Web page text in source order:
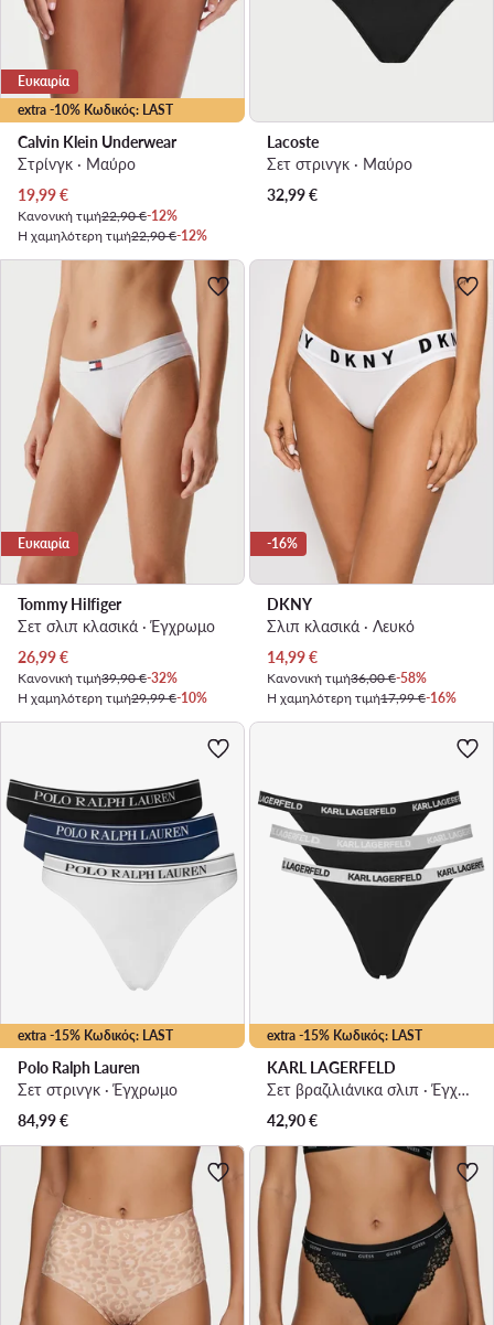
extra -10% Κωδικός: LAST
Ευκαιρία
Calvin Klein Underwear
Στρίνγκ · Μαύρο
Τρέχουσα τιμή
19,99€
Κανονική τιμή22,90 €-12%
Η χαμηλότερη τιμή22,90 €-12%
Lacoste
Σετ στρινγκ · Μαύρο
32,99€
Ευκαιρία
Tommy Hilfiger
Σετ σλιπ κλασικά · Έγχρωμο
Τρέχουσα τιμή
26,99€
Κανονική τιμή39,90 €-32%
Η χαμηλότερη τιμή29,99 €-10%
-16%
DKNY
Σλιπ κλασικά · Λευκό
Τρέχουσα τιμή
14,99€
Κανονική τιμή36,00 €-58%
Η χαμηλότερη τιμή17,99 €-16%
extra -15% Κωδικός: LAST
Polo Ralph Lauren
Σετ στρινγκ · Έγχρωμο
84,99€
extra -15% Κωδικός: LAST
KARL LAGERFELD
Σετ βραζιλιάνικα σλιπ · Έγχρωμο
42,90€